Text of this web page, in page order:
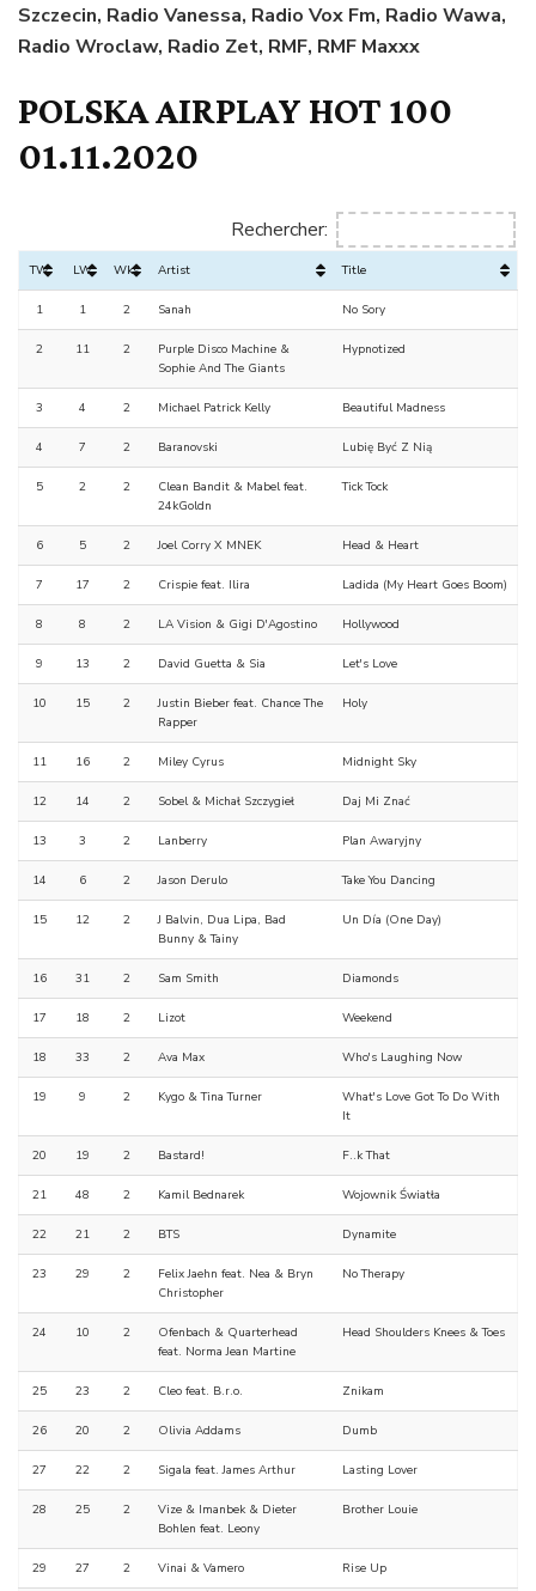
Szczecin, Radio Vanessa, Radio Vox Fm, Radio Wawa,
Radio Wroclaw, Radio Zet, RMF, RMF Maxxx
POLSKA AIRPLAY HOT 100
01.11.2020
Rechercher:
TW LW Wks Artist Title
1 1 2 Sanah No Sory
2 11 2
Purple Disco Machine &
Sophie And The Giants
Hypnotized
3 4 2 Michael Patrick Kelly Beautiful Madness
4 7 2 Baranovski Lubię Być Z Nią
5 2 2
Clean Bandit & Mabel feat.
24kGoldn
Tick Tock
6 5 2 Joel Corry X MNEK Head & Heart
7 17 2 Crispie feat. Ilira Ladida (My Heart Goes Boom)
8 8 2 LA Vision & Gigi D'Agostino Hollywood
9 13 2 David Guetta & Sia Let's Love
10 15 2
Justin Bieber feat. Chance The
Rapper
Holy
11 16 2 Miley Cyrus Midnight Sky
12 14 2 Sobel & Michał Szczygieł Daj Mi Znać
13 3 2 Lanberry Plan Awaryjny
14 6 2 Jason Derulo Take You Dancing
15 12 2
J Balvin, Dua Lipa, Bad
Bunny & Tainy
Un Día (One Day)
16 31 2 Sam Smith Diamonds
17 18 2 Lizot Weekend
18 33 2 Ava Max Who's Laughing Now
19 9 2 Kygo & Tina Turner
What's Love Got To Do With
It
20 19 2 Bastard! F..k That
21 48 2 Kamil Bednarek Wojownik Światła
22 21 2 BTS Dynamite
23 29 2
Felix Jaehn feat. Nea & Bryn
Christopher
No Therapy
24 10 2
Ofenbach & Quarterhead
feat. Norma Jean Martine
Head Shoulders Knees & Toes
25 23 2 Cleo feat. B.r.o. Znikam
26 20 2 Olivia Addams Dumb
27 22 2 Sigala feat. James Arthur Lasting Lover
28 25 2
Vize & Imanbek & Dieter
Bohlen feat. Leony
Brother Louie
29 27 2 Vinai & Vamero Rise Up